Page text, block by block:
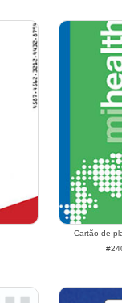
Cartão de